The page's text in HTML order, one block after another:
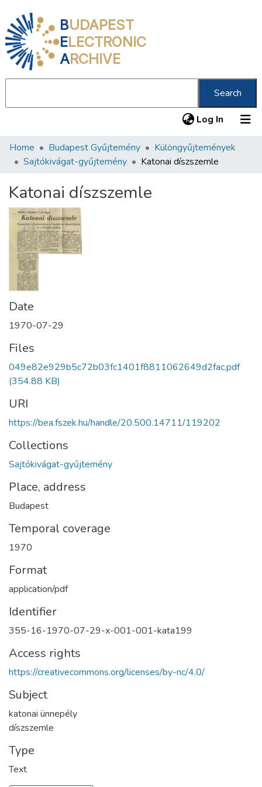
BUDAPEST
ELECTRONIC
ARCHIVE
Search
Log In (current)
Communities & Collections
Statistics
About us
Home Budapest Gyűjtemény
Különgyűjtemények
Sajtókivágat-gyűjtemény
Katonai díszszemle
Katonai díszszemle
Date
1970-07-29
Files
049e82e929b5c72b03fc1401f8811062649d2fac.pdf
(354.88 KB)
URI
https://bea.fszek.hu/handle/20.500.14711/119202
Collections
Sajtókivágat-gyűjtemény
Place, address
Budapest
Temporal coverage
1970
Format
application/pdf
Identifier
355-16-1970-07-29-x-001-001-kata199
Access rights
https://creativecommons.org/licenses/by-nc/4.0/
Subject
katonai ünnepély
díszszemle
Type
Text